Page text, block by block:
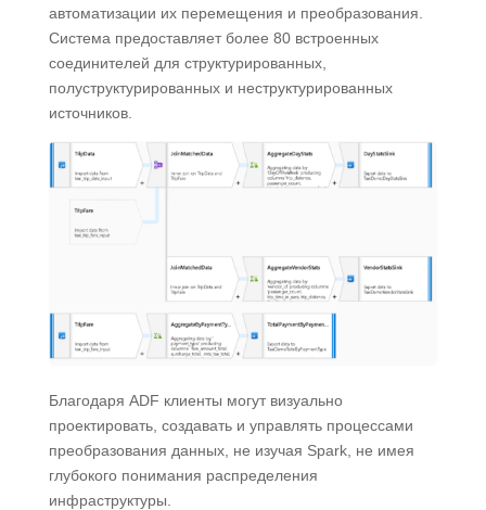
автоматизации их перемещения и преобразования.
Система предоставляет более 80 встроенных
соединителей для структурированных,
полуструктурированных и неструктурированных
источников.
Благодаря ADF клиенты могут визуально
проектировать, создавать и управлять процессами
преобразования данных, не изучая Spark, не имея
глубокого понимания распределения
инфраструктуры.